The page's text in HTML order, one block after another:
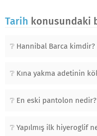
Tarih konusundaki
Hannibal Barca kimdir?
Kına yakma adetinin
En eski pantolon nedir?
Yapılmış ilk hiyeroglif